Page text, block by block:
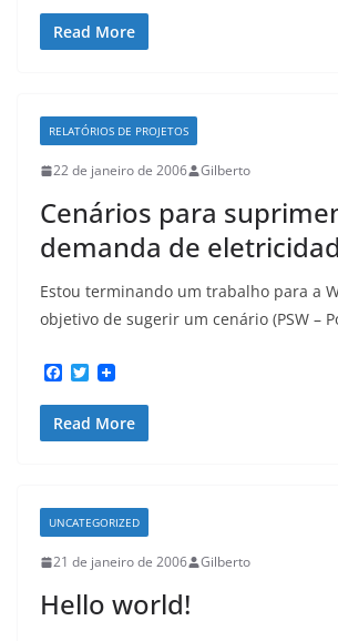
c
e
b
i
t
t
Read More
RELATÓRIOS DE PROJETOS
22 de janeiro de 2006 Gilberto
Cenários para
demanda de
Estou terminando um trabalho para a
objetivo de sugerir um cenário (PSW –
c
e
b
T
i
t
t
Read More
UNCATEGORIZED
21 de janeiro de 2006 Gilberto
Hello world!